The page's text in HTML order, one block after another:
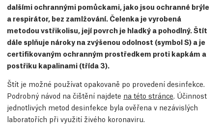
dalšími ochrannými pomůckami, jako jsou ochranné brýle
a respirátor, bez zamlžování. Čelenka je vyrobená
metodou vstřikolisu, její povrch je hladký a pohodlný. Štít
dále splňuje nároky na zvýšenou odolnost (symbol S) a je
certifikovaným ochranným prostředkem proti kapkám a
postřiku kapalinami (třída 3).
Štít je možné používat opakovaně po provedení desinfekce.
Podrobný návod na čištění najdete na této stránce. Účinnost
jednotlivých metod desinfekce byla ověřena v nezávislých
laboratořích při využití živého koronaviru.